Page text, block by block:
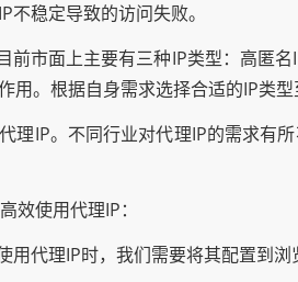
不稳定导致的访问失败。
前市面上主要有三种IP类型：高匿
用。根据自身需求选择合适的IP类
理IP。不同行业对代理IP的需求有
效使用代理IP：
用代理IP时，我们需要将其配置到